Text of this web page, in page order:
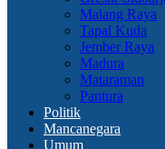
Malang Raya
Tapal Kuda
Jember Raya
Madura
Mataraman
Pantura
Politik
Mancanegara
Umum